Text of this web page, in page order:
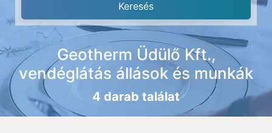
Geotherm Üdülő Kft.,
vendéglátás állások és munkák
4 darab találat